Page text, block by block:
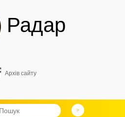
Радар
Архів сайту